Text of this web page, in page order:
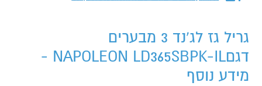
גריל גז לג'נד 3 מבערים
דגםNAPOLEON LD365SBPK-IL -
מידע נוסף